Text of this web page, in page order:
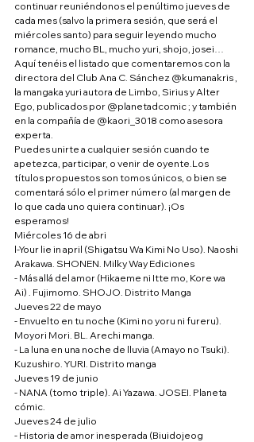
continuar reuniéndonos el penúltimo jueves de
cada mes (salvo la primera sesión, que será el
miércoles santo) para seguir leyendo mucho
romance, mucho BL, mucho yuri, shojo, josei…
Aquí tenéis el listado que comentaremos con la
directora del Club Ana C. Sánchez @kumanakris ,
la mangaka yuri autora de Limbo, Sirius y Alter
Ego, publicados por @planetadcomic ; y también
en la compañía de @kaori_3018 como asesora
experta.
Puedes unirte a cualquier sesión cuando te
apetezca, participar, o venir de oyente.Los
títulos propuestos son tomos únicos, o bien se
comentará sólo el primer número (al margen de
lo que cada uno quiera continuar). ¡Os
esperamos!
Miércoles 16 de abri
l-Your lie in april (Shigatsu Wa Kimi No Uso). Naoshi
Arakawa. SHONEN. Milky Way Ediciones
- Más allá del amor (Hikaeme ni Itte mo, Kore wa
Ai) . Fujimomo. SHOJO. Distrito Manga
Jueves 22 de mayo
- Envuelto en tu noche (Kimi no yoru ni fureru).
Moyori Mori. BL. Arechi manga.
- La luna en una noche de lluvia (Amayo no Tsuki).
Kuzushiro. YURI. Distrito manga
Jueves 19 de junio
- NANA (tomo triple). Ai Yazawa. JOSEI. Planeta
cómic.
Jueves 24 de julio
- Historia de amor inesperada (Biuidojeog